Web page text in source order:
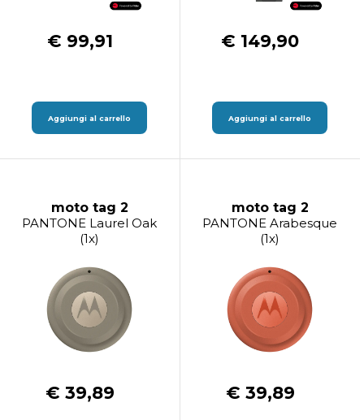
€ 99,91
Aggiungi al carrello
€ 149,90
Aggiungi al carrello
moto tag 2
PANTONE Laurel Oak
(1x)
€ 39,89
moto tag 2
PANTONE Arabesque
(1x)
€ 39,89